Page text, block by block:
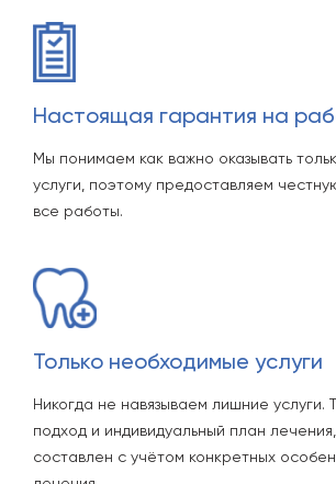
Настоящая гарантия на
Мы понимаем как важно оказывать
услуги, поэтому предоставляем
все работы.
Только необходимые услуги
Никогда не навязываем лишние услуги.
подход и индивидуальный план
составлен с учётом конкретных